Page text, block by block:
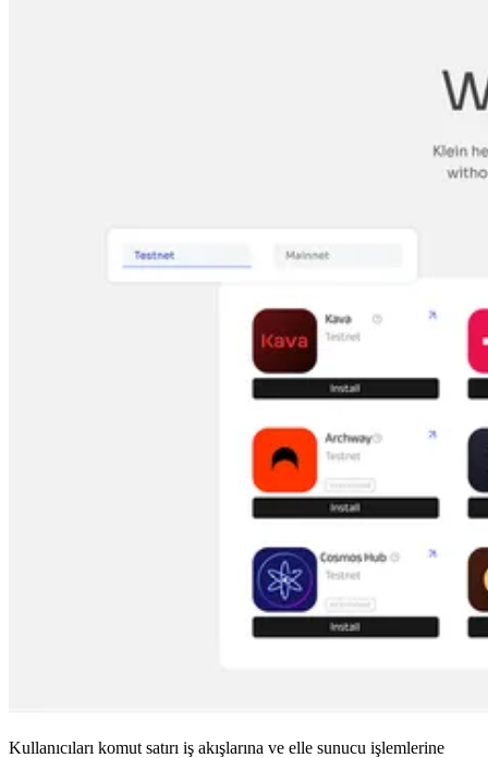
Kullanıcıları komut satırı iş akışlarına ve elle sunucu işlemlerine